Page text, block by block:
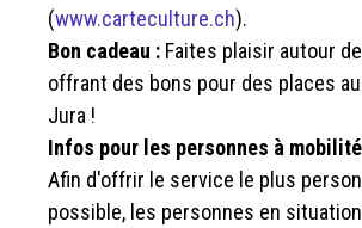
(www.carteculture.ch).
Bon cadeau : Faites plaisir autour
offrant des bons pour des places
Jura !
Infos pour les personnes à
Afin d'offrir le service le plus
possible, les personnes en